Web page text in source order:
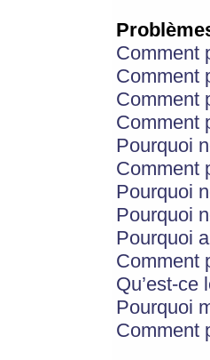
Comment
Comment
Comment
Comment
Pourquoi
Comment
Pourquoi
Pourquoi
Pourquoi
Comment
Qu’est-ce
Pourquoi
Comment